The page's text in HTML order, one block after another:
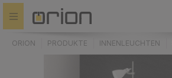
springen
ORION PRODUKTE INNENLEUCHTEN